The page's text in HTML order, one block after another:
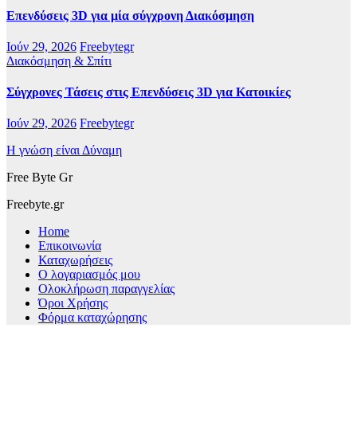
Επενδύσεις 3D για μία σύγχρονη Διακόσμηση
Ιούν 29, 2026 Freebytegr
Διακόσμηση & Σπίτι
Σύγχρονες Τάσεις στις Επενδύσεις 3D για Κατοικίες
Ιούν 29, 2026 Freebytegr
Η γνώση είναι Δύναμη
Free Byte Gr
Freebyte.gr
Home
Επικοινωνία
Καταχωρήσεις
Ο λογαριασμός μου
Ολοκλήρωση παραγγελίας
Όροι Χρήσης
Φόρμα καταχώρησης